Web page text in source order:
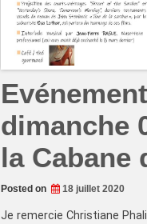
dimanche
la Cabane
Posted on 18 juillet 2020
Je remercie Christiane